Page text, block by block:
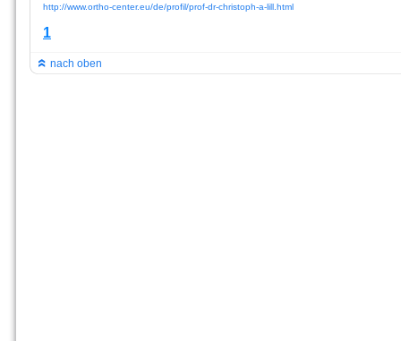
http://www.ortho-center.eu/de/profil/prof-dr-christoph-a-lill.html
1
nach oben